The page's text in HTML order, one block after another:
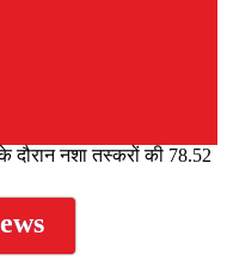
दौरान नशा तस्करों की 78.52